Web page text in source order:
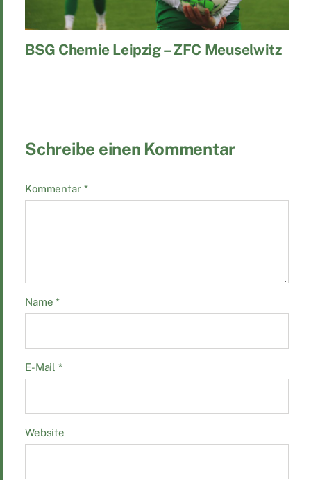
BSG Chemie Leipzig – ZFC Meuselwitz
Schreibe einen Kommentar
Kommentar *
Name*
E-Mail *
Website